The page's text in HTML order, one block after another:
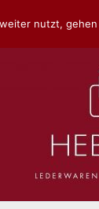
nutzt,